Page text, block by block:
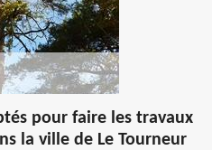
pour faire les travaux
la ville de Le Tourneur